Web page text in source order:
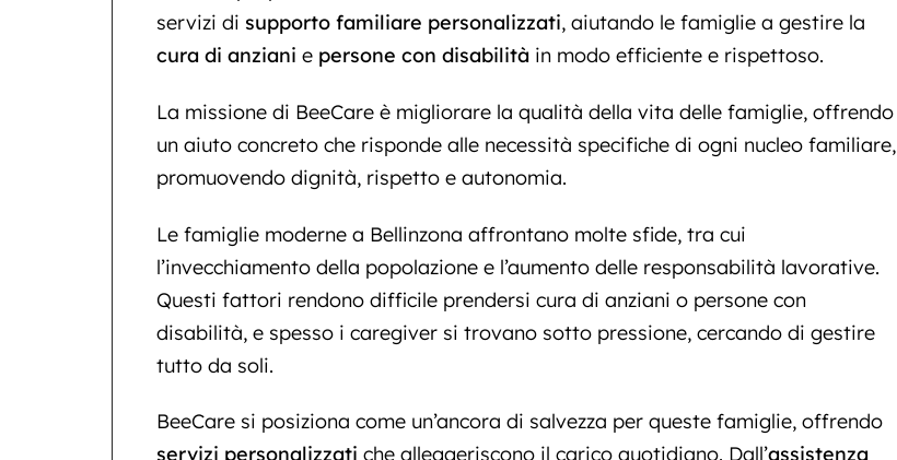
servizi di supporto familiare personalizzati, aiutando le famiglie a gestire la
cura di anziani e persone con disabilità in modo efficiente e rispettoso.
La missione di BeeCare è migliorare la qualità della vita delle famiglie, offrendo
un aiuto concreto che risponde alle necessità specifiche di ogni nucleo familiare,
promuovendo dignità, rispetto e autonomia.
Le famiglie moderne a Bellinzona affrontano molte sfide, tra cui
l’invecchiamento della popolazione e l’aumento delle responsabilità lavorative.
Questi fattori rendono difficile prendersi cura di anziani o persone con
disabilità, e spesso i caregiver si trovano sotto pressione, cercando di gestire
tutto da soli.
BeeCare si posiziona come un’ancora di salvezza per queste famiglie, offrendo
servizi personalizzati che alleggeriscono il carico quotidiano. Dall’assistenza